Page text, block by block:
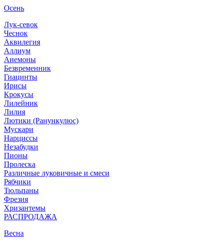
Осень
Лук-севок
Чеснок
Аквилегия
Аллиум
Анемоны
Безвременник
Гиацинты
Ирисы
Крокусы
Лилейник
Лилия
Лютики (Ранункулюс)
Мускари
Нарцисcы
Незабудки
Пионы
Пролеска
Различные луковичные и смеси
Рябчики
Тюльпаны
Фрезия
Хризантемы
РАСПРОДАЖА
Весна